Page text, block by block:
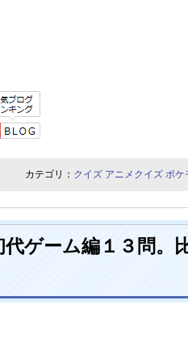
カテゴリ： クイズ アニメクイズ ポケ
ゲーム編１３問。